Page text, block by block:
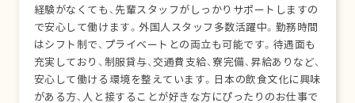
経験がなくても、先輩スタッフがしっかりサポートしますの
で安心して働けます。外国人スタッフ多数活躍中。勤務時間
はシフト制で、プライベートとの両立も可能です。待遇面も
充実しており、制服貸与、交通費支給、寮完備、昇給ありなど、
安心して働ける環境を整えています。日本の飲食文化に興味
がある方、人と接することが好きな方にぴったりのお仕事で